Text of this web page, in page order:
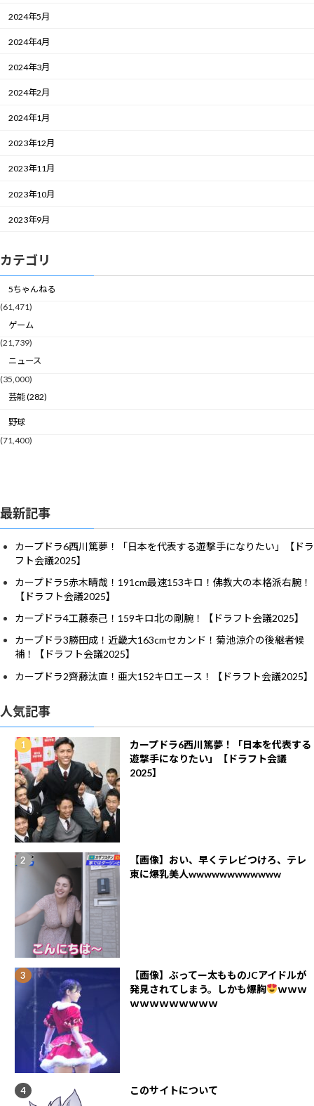
2024年5月
2024年4月
2024年3月
2024年2月
2024年1月
2023年12月
2023年11月
2023年10月
2023年9月
カテゴリ
5ちゃんねる
(61,471)
ゲーム
(21,739)
ニュース
(35,000)
芸能 (282)
野球
(71,400)
最新記事
カープドラ6西川篤夢！「日本を代表する遊撃手になりたい」【ドラ
フト会議2025】
カープドラ5赤木晴哉！191cm最速153キロ！佛教大の本格派右腕！
【ドラフト会議2025】
カープドラ4工藤泰己！159キロ北の剛腕！【ドラフト会議2025】
カープドラ3勝田成！近畿大163cmセカンド！菊池涼介の後継者候
補！【ドラフト会議2025】
カープドラ2齊藤汰直！亜大152キロエース！【ドラフト会議2025】
人気記事
カープドラ6西川篤夢！「日本を代表する
遊撃手になりたい」【ドラフト会議
2025】
【画像】おい、早くテレビつけろ、テレ
東に爆乳美人wwwwwwwwwwww
【画像】ぶってー太もものJCアイドルが
発見されてしまう。しかも爆胸
ｗｗｗ
ｗｗｗｗｗｗｗｗｗ
このサイトについて